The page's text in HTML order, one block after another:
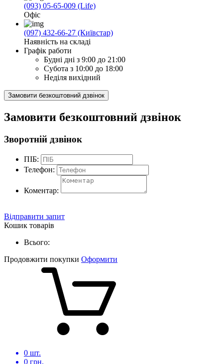
(093) 05-65-009 (Life)
Офіс
(097) 432-66-27 (Київстар)
Наявність на складі
Графік работи
Будні дні з 9:00 до 21:00
Субота з 10:00 до 18:00
Неділя вихідний
Замовити безкоштовний дзвінок
Замовити безкоштовний дзвінок
Зворотній дзвінок
ПІБ:
Телефон:
Коментар:
Відправити запит
Кошик товарів
Всього:
Продовжити покупки Оформити
0 шт.
0 грн.